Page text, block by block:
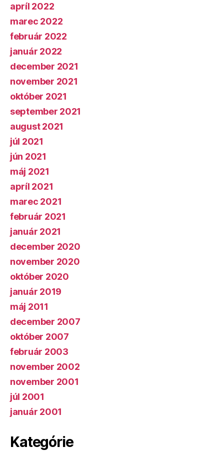
apríl 2022
marec 2022
február 2022
január 2022
december 2021
november 2021
október 2021
september 2021
august 2021
júl 2021
jún 2021
máj 2021
apríl 2021
marec 2021
február 2021
január 2021
december 2020
november 2020
október 2020
január 2019
máj 2011
december 2007
október 2007
február 2003
november 2002
november 2001
júl 2001
január 2001
Kategórie